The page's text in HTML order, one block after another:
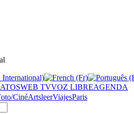
WEB TVVOZ LIBREAGENDA
CinéArtsleerViajesParis